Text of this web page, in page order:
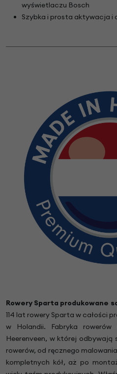
wyświetlaczu Bosch
Szybka i prosta aktywacja i
Rowery Sparta produkowane
114 lat rowery Sparta w całości
w Holandii. Fabryka
Heerenveen, w której
rowerów, od ręcznego
kompletnych kół, aż po